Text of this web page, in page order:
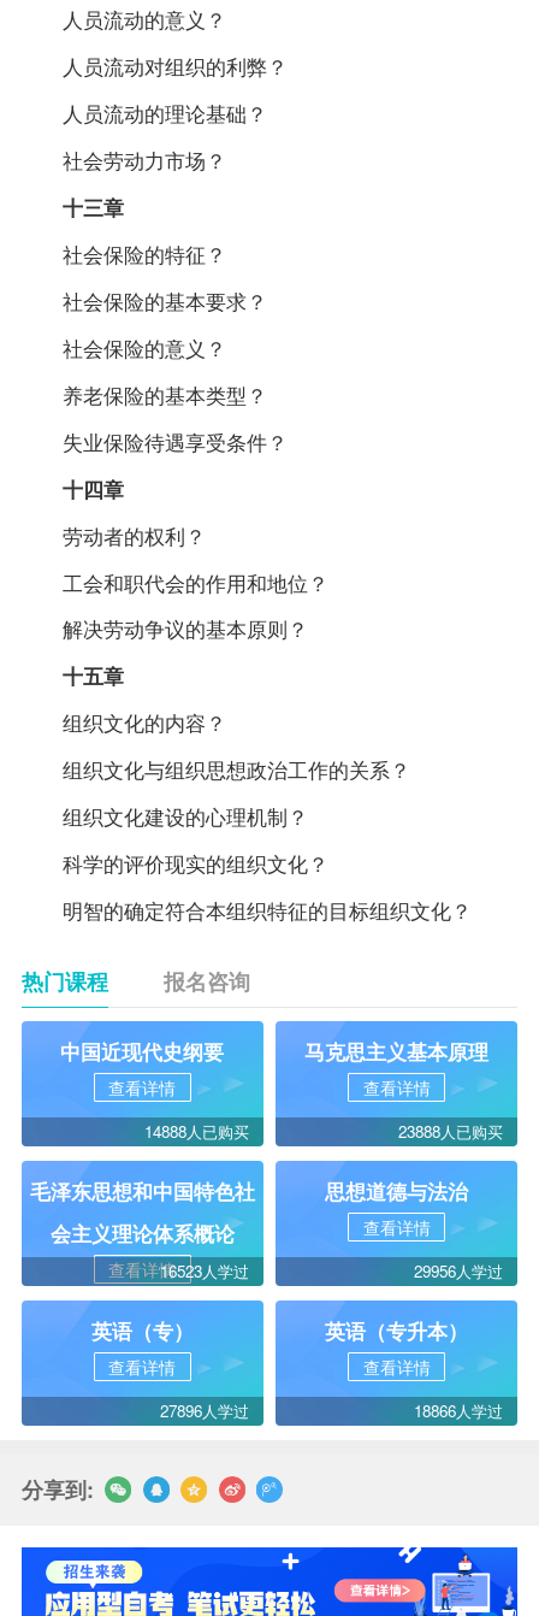
人员流动的意义？
人员流动对组织的利弊？
人员流动的理论基础？
社会劳动力市场？
十三章
社会保险的特征？
社会保险的基本要求？
社会保险的意义？
养老保险的基本类型？
失业保险待遇享受条件？
十四章
劳动者的权利？
工会和职代会的作用和地位？
解决劳动争议的基本原则？
十五章
组织文化的内容？
组织文化与组织思想政治工作的关系？
组织文化建设的心理机制？
科学的评价现实的组织文化？
明智的确定符合本组织特征的目标组织文化？
热门课程 报名咨询
中国近现代史纲要
查看详情
14888人已购买
马克思主义基本原理
查看详情
23888人已购买
毛泽东思想和中国特色社
会主义理论体系概论
查看详情16523人学过
思想道德与法治
查看详情
29956人学过
英语（专）
查看详情
27896人学过
英语（专升本）
查看详情
18866人学过
分享到: